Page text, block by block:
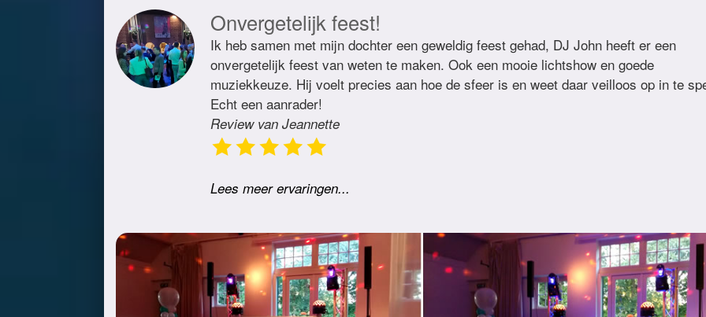
Onvergetelijk feest!
Ik heb samen met mijn dochter een geweldig feest gehad, DJ John heeft er een
onvergetelijk feest van weten te maken. Ook een mooie lichtshow en goede
muziekkeuze. Hij voelt precies aan hoe de sfeer is en weet daar veilloos op in te
Echt een aanrader!
Review van Jeannette
Lees meer ervaringen...